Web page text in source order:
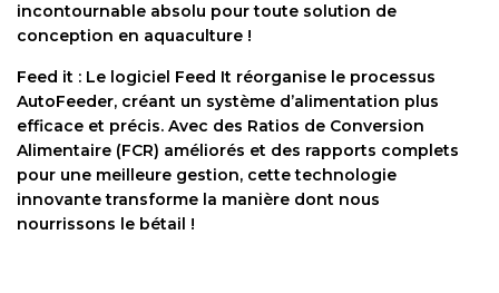
incontournable absolu pour toute solution de
conception en aquaculture !
Feed it : Le logiciel Feed It réorganise le processus
AutoFeeder, créant un système d’alimentation plus
efficace et précis. Avec des Ratios de Conversion
Alimentaire (FCR) améliorés et des rapports complets
pour une meilleure gestion, cette technologie
innovante transforme la manière dont nous
nourrissons le bétail !